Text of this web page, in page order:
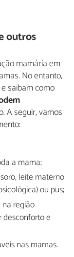
outros
mamária em
No entanto,
saibam como
A seguir, vamos
a mama;
leite materno
ou pus;
região
e
nas mamas.